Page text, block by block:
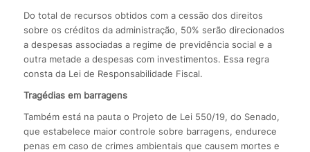
Do total de recursos obtidos com a cessão dos direitos
sobre os créditos da administração, 50% serão direcionados
a despesas associadas a regime de previdência social e a
outra metade a despesas com investimentos. Essa regra
consta da Lei de Responsabilidade Fiscal.
Tragédias em barragens
Também está na pauta o Projeto de Lei 550/19, do Senado,
que estabelece maior controle sobre barragens, endurece
penas em caso de crimes ambientais que causem mortes e